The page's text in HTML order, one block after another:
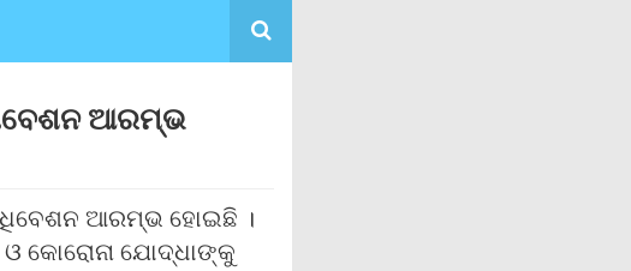
ଆରମ୍ଭ
ଆରମ୍ଭ ହୋଇଛି ।
କୋରୋନା ଯୋଦ୍ଧାଙ୍କୁ